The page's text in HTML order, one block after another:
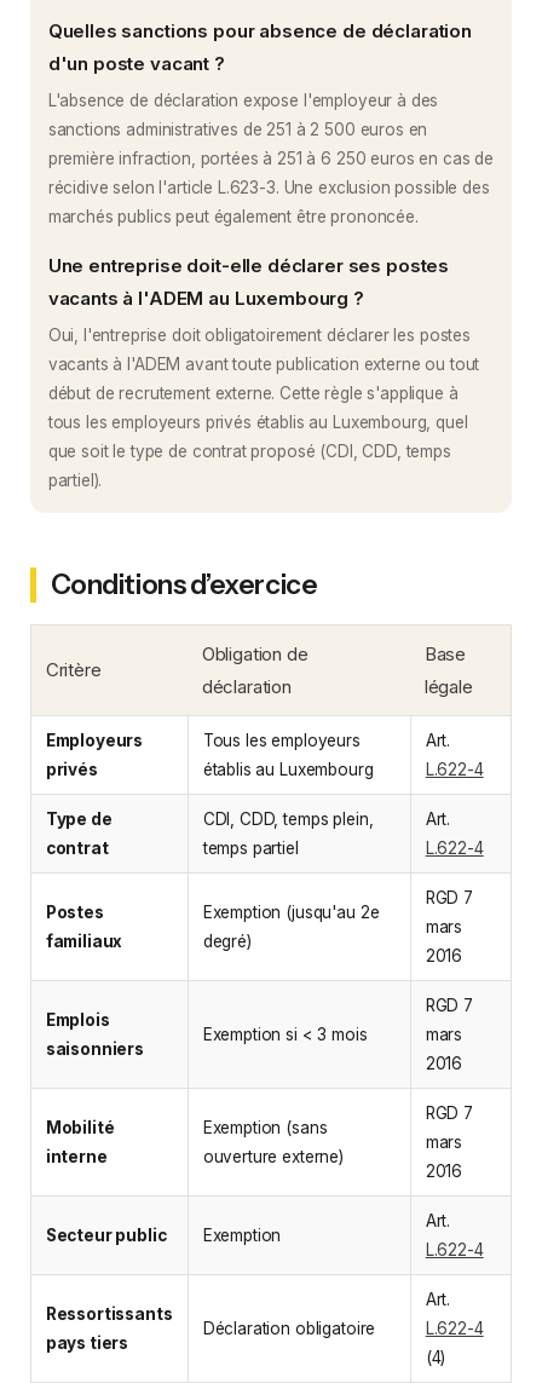
Quelles sanctions pour absence de déclaration
d'un poste vacant ?
L'absence de déclaration expose l'employeur à des
sanctions administratives de 251 à 2 500 euros en
première infraction, portées à 251 à 6 250 euros en cas de
récidive selon l'article L.623-3. Une exclusion possible des
marchés publics peut également être prononcée.
Une entreprise doit-elle déclarer ses postes
vacants à l'ADEM au Luxembourg ?
Oui, l'entreprise doit obligatoirement déclarer les postes
vacants à l'ADEM avant toute publication externe ou tout
début de recrutement externe. Cette règle s'applique à
tous les employeurs privés établis au Luxembourg, quel
que soit le type de contrat proposé (CDI, CDD, temps
partiel).
Conditions d’exercice
Critère
Obligation de
déclaration
Base
légale
Employeurs
privés
Tous les employeurs
établis au Luxembourg
Art.
L.622-4
Type de
contrat
CDI, CDD, temps plein,
temps partiel
Art.
L.622-4
Postes
familiaux
Exemption (jusqu'au 2e
degré)
RGD 7
mars
2016
Emplois
saisonniers
Exemption si < 3 mois
RGD 7
mars
2016
Mobilité
interne
Exemption (sans
ouverture externe)
RGD 7
mars
2016
Secteur public Exemption
Art.
L.622-4
Ressortissants
pays tiers
Déclaration obligatoire
Art.
L.622-4
(4)